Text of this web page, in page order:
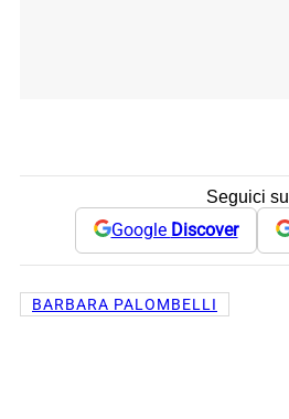
Seguici su
Google Discover
BARBARA PALOMBELLI